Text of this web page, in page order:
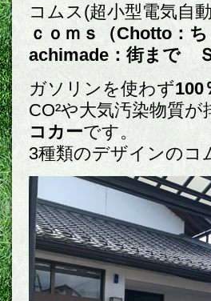
コムス(超小型電気自
ｃｏｍｓ（Chotto：
achimade：街まで
ガソリンを使わず100
CO²や大気汚染物質
コカーです。
3種類のデザインのコ